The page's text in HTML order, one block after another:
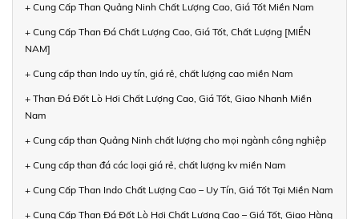
+ Cung Cấp Than Quảng Ninh Chất Lượng Cao, Giá Tốt Miền Nam
+ Cung Cấp Than Đá Chất Lượng Cao, Giá Tốt, Chất Lượng [MIỀN
NAM]
+ Cung cấp than Indo uy tín, giá rẻ, chất lượng cao miền Nam
+ Than Đá Đốt Lò Hơi Chất Lượng Cao, Giá Tốt, Giao Nhanh Miền
Nam
+ Cung cấp than Quảng Ninh chất lượng cho mọi ngành công nghiệp
+ Cung cấp than đá các loại giá rẻ, chất lượng kv miền Nam
+ Cung Cấp Than Indo Chất Lượng Cao – Uy Tín, Giá Tốt Tại Miền Nam
+ Cung Cấp Than Đá Đốt Lò Hơi Chất Lượng Cao – Giá Tốt, Giao Hàng